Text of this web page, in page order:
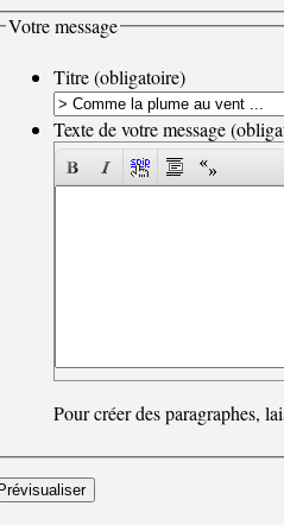
Votre message
Titre (obligatoire)
Texte de votre message
Pour créer des paragraphes,